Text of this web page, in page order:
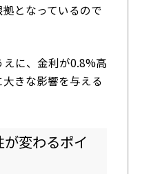
となっているので
に、金利が0.8%高
きな影響を与える
変わるポイ